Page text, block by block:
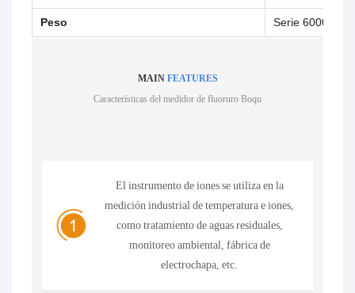
Peso Serie
MAIN FEATURES
Características del medidor de fluoruro Boqu
El instrumento de iones se utiliza en la
medición industrial de temperatura e iones,
como tratamiento de aguas residuales,
monitoreo ambiental, fábrica de
electrochapa, etc.